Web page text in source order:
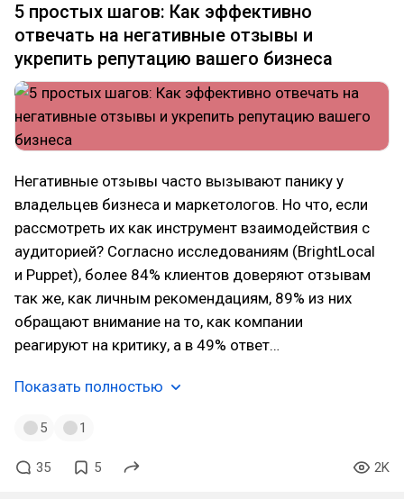
5 простых шагов: Как эффективно
отвечать на негативные отзывы и
укрепить репутацию вашего бизнеса
Негативные отзывы часто вызывают панику у
владельцев бизнеса и маркетологов. Но что, если
рассмотреть их как инструмент взаимодействия с
аудиторией? Согласно исследованиям (BrightLocal
и Puppet), более 84% клиентов доверяют отзывам
так же, как личным рекомендациям, 89% из них
обращают внимание на то, как компании
реагируют на критику, а в 49% ответ…
Показать полностью
5 1
35 5 2K